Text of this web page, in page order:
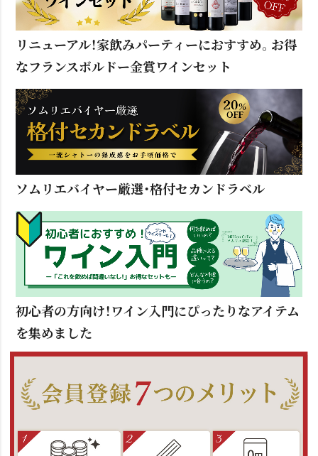
リニューアル！家飲みパーティーにおすすめ。お得
なフランスボルドー金賞ワインセット
ソムリエバイヤー厳選・格付セカンドラベル
初心者の方向け！ワイン入門にぴったりなアイテム
を集めました